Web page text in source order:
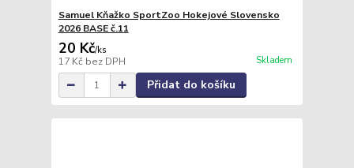
Samuel Kňažko SportZoo Hokejové Slovensko
2026 BASE č.11
20 Kč/ks
17 Kč bez DPH Skladem
Přidat do košíku